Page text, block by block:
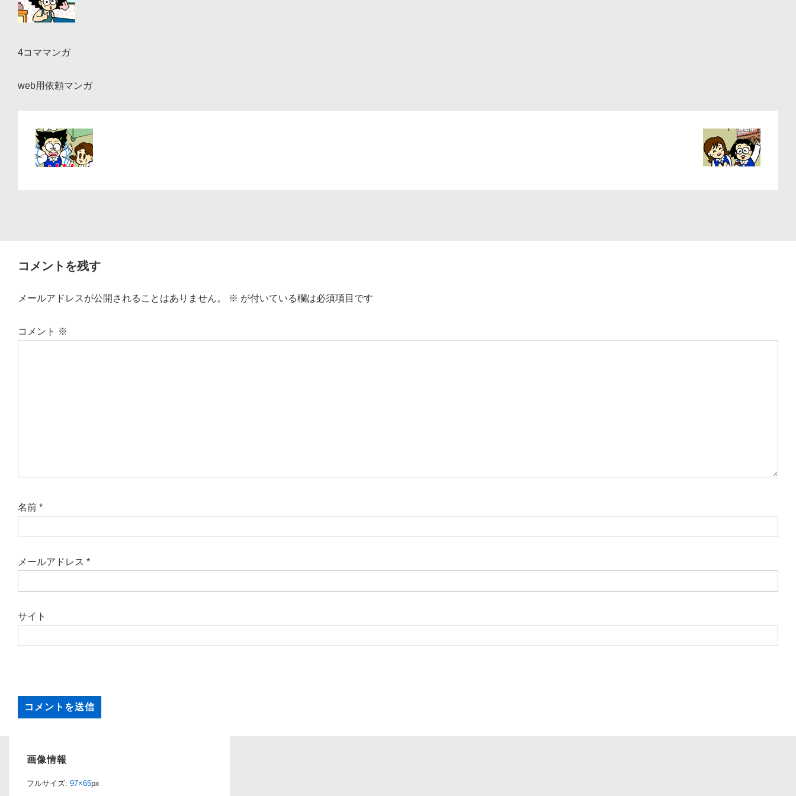
ン
4コママンガ
web用依頼マンガ
コメントを残す
メールアドレスが公開されることはありません。 ※ が付いている欄は必須項目です
コメント ※
名前 *
メールアドレス *
サイト
画像情報
フルサイズ: 97×65px